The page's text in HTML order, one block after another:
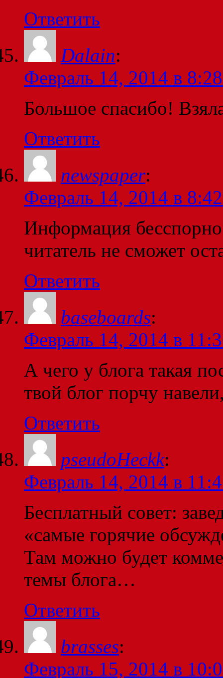
Ответить
Dalain:
Февраль 14, 2014 в
Большое спасибо!
Ответить
newspaper:
Февраль 14, 2014 в
Информация
читатель не сможет
Ответить
baseboards:
Февраль 14, 2014 в
А чего у блога такая
твой блог порчу
Ответить
pseudoHeckk:
Февраль 14, 2014 в
Бесплатный совет:
«самые горячие
Там можно будет
темы блога…
Ответить
brasses:
Февраль 15, 2014 в